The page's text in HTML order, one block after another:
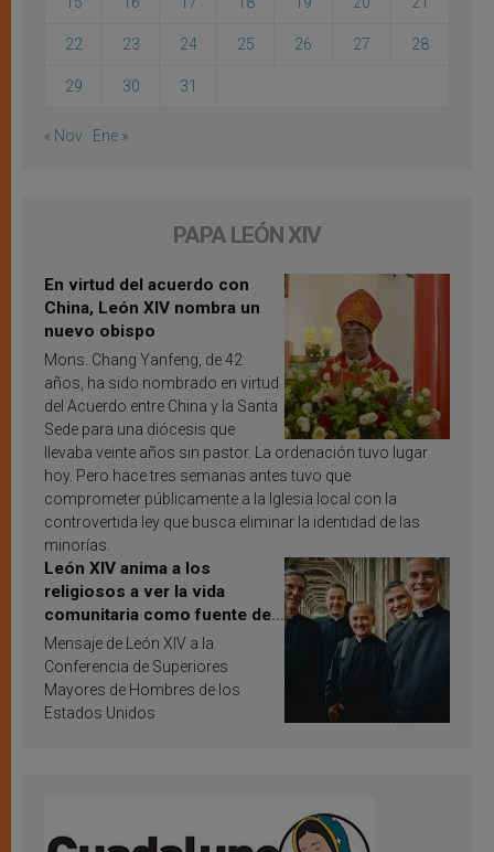
22 23 24 25 26 27 28
29 30 31
« Nov Ene »
PAPA LEÓN XIV
En virtud del acuerdo con
China, León XIV nombra un
nuevo obispo
Mons. Chang Yanfeng, de 42
años, ha sido nombrado en virtud
del Acuerdo entre China y la Santa
Sede para una diócesis que
llevaba veinte años sin pastor. La ordenación tuvo lugar
hoy. Pero hace tres semanas antes tuvo que
comprometer públicamente a la Iglesia local con la
controvertida ley que busca eliminar la identidad de las
minorías.
León XIV anima a los
religiosos a ver la vida
comunitaria como fuente de
inspiración y santificación
Mensaje de León XIV a la
Conferencia de Superiores
Mayores de Hombres de los
Estados Unidos